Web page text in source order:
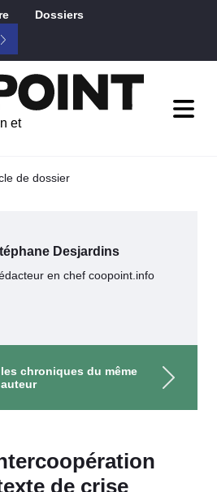
Dossiers
et
de dossier
Desjardins
en chef coopoint.info
chroniques du même
auteur
de crise